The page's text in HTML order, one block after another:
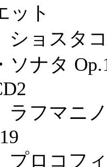
ット
スタコ
ソナタ
マニノ
コフィ